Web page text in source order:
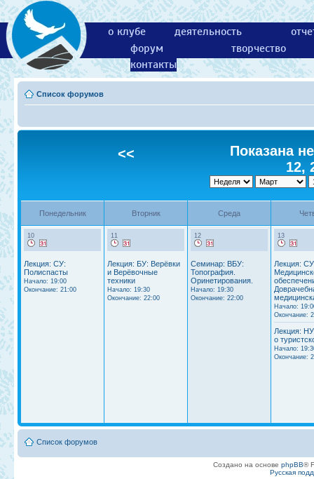
о клубе деятельность
форум
творчество
контакты
Список форумов
<<
Показана
12,
Понедельник Вторник Среда
10
Лекция: СУ:
Полиспасты
Начало: 19:00
Окончание: 21:00
11
Лекция: БУ: Верёвки
и Верёвочные
техники
Начало: 19:30
Окончание: 22:00
12
Семинар: ВБУ:
Топография.
Оринетирования.
Начало: 19:30
Окончание: 22:00
13
Лекция:
Начало:
Окончание:
Лекция:
о
Начало:
Окончание:
Список форумов
Создано на основе phpBB®
Русская